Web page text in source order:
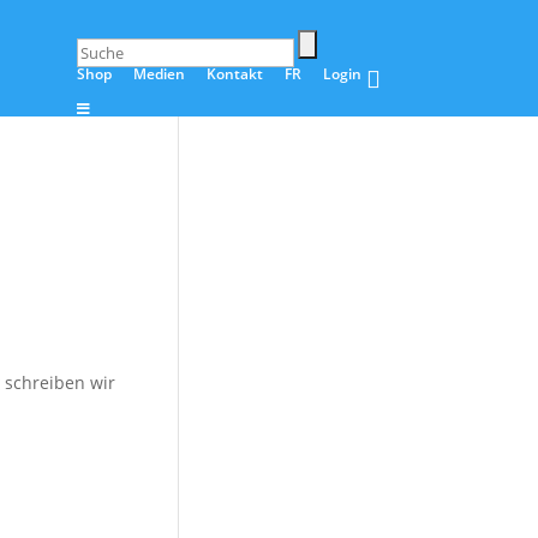
Shop Medien Kontakt FR Login
schreiben wir